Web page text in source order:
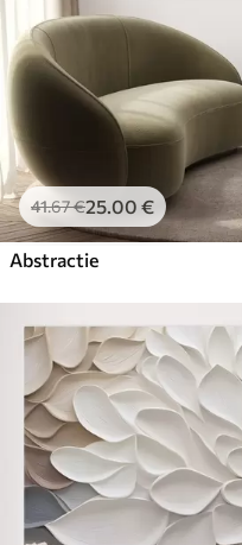
41.67€25.00 €
Abstractie